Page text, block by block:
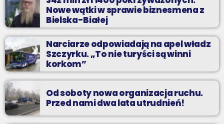
Nowe wątki w sprawie biznesmena z
Bielska-Białej
Narciarze odpowiadają na apel władz
Szczyrku. „To nie turyści są winni
korkom”
Od soboty nowa organizacja ruchu.
Przed nami dwa lata utrudnień!